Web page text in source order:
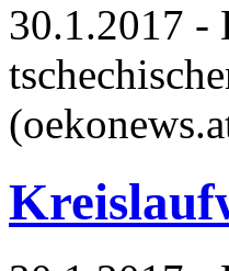
30.1.2017 -